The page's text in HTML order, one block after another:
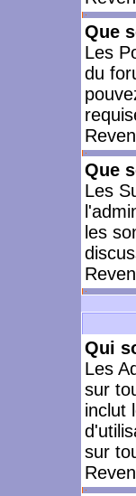
Que
Les
du
Que
Les
les
Qui
Les
sur
inclut
sur